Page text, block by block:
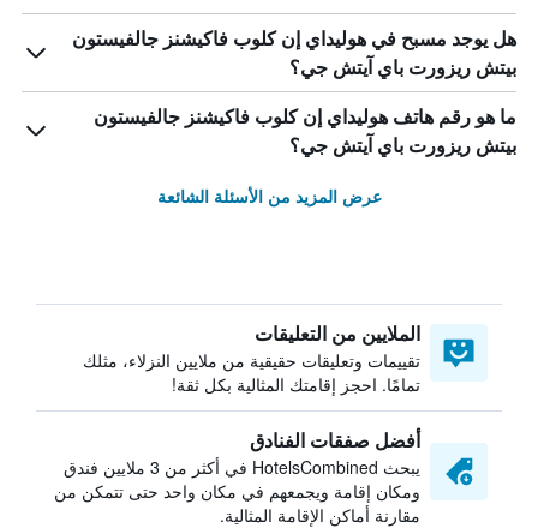
هل يوجد مسبح في هوليداي إن كلوب فاكيشنز جالفيستون
بيتش ريزورت باي آيتش جي؟
ما هو رقم هاتف هوليداي إن كلوب فاكيشنز جالفيستون
بيتش ريزورت باي آيتش جي؟
عرض المزيد من الأسئلة الشائعة
الملايين من التعليقات
تقييمات وتعليقات حقيقية من ملايين النزلاء، مثلك
تمامًا. احجز إقامتك المثالية بكل ثقة!
أفضل صفقات الفنادق
يبحث HotelsCombined في أكثر من 3 ملايين فندق
ومكان إقامة ويجمعهم في مكان واحد حتى تتمكن من
مقارنة أماكن الإقامة المثالية.